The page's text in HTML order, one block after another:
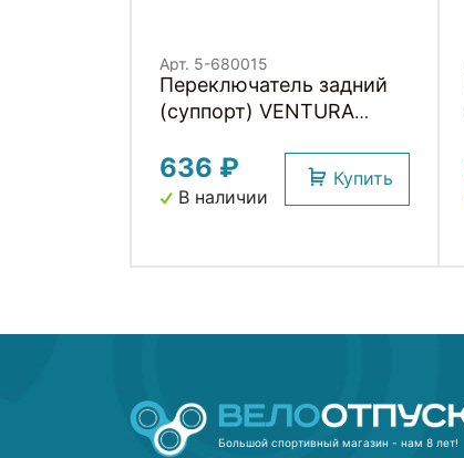
Арт. 5-680015
Переключатель задний
(суппорт) VENTURA
636 ₽
В наличии
Купить
Большой спортивный магазин - нам 8 лет!